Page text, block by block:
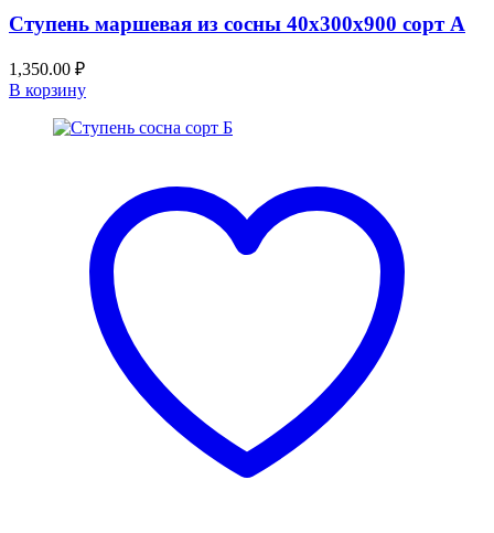
Ступень маршевая из сосны 40x300x900 сорт А
1,350.00 ₽
В корзину